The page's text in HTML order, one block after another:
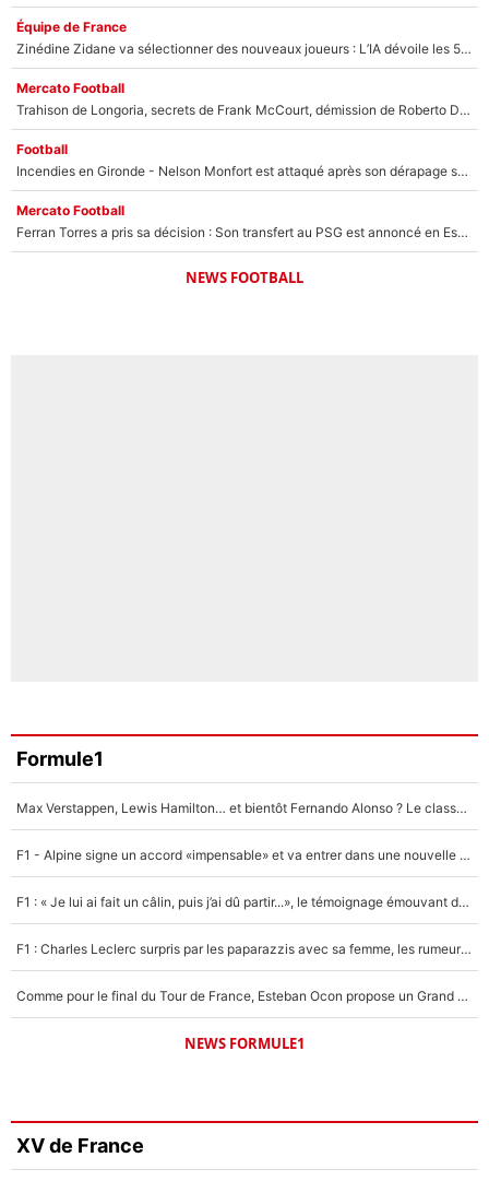
Équipe de France
Zinédine Zidane va sélectionner des nouveaux joueurs : L’IA dévoile les 5 cracks qui pourraient rapidement le rejoindre en équipe de France !
Mercato Football
Trahison de Longoria, secrets de Frank McCourt, démission de Roberto De Zerbi : Medhi Benatia se lâche sur son départ de l'OM et fait d'importantes révélations
Football
Incendies en Gironde - Nelson Monfort est attaqué après son dérapage sur CNews : «Et lui, il prend combien pour parler dans un studio climatisé?»
Mercato Football
Ferran Torres a pris sa décision : Son transfert au PSG est annoncé en Espagne !
NEWS FOOTBALL
Formule1
Max Verstappen, Lewis Hamilton… et bientôt Fernando Alonso ? Le classement des pilotes les mieux payés en Formule 1 risque de changer !
F1 - Alpine signe un accord «impensable» et va entrer dans une nouvelle dimension : Grande nouvelle pour Pierre Gasly !
F1 : « Je lui ai fait un câlin, puis j’ai dû partir...», le témoignage émouvant de Max Verstappen sur sa fille
F1 : Charles Leclerc surpris par les paparazzis avec sa femme, les rumeurs étaient vraies !
Comme pour le final du Tour de France, Esteban Ocon propose un Grand Prix de Formule 1 à Paris : «Autour de l’Arc de Triomphe, ce serait génial» !
NEWS FORMULE1
XV de France